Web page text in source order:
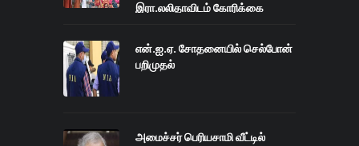
இரா.லலிதாவிடம் கோரிக்கை
என்.ஐ.ஏ. சோதனையில் செல்போன்
பறிமுதல்
அமைச்சர் பெரியசாமி வீட்டில்